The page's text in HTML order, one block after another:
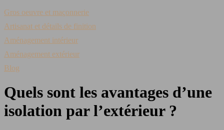
Gros oeuvre et maçonnerie
Artisanat et détails de finition
Aménagement intérieur
Aménagement extérieur
Blog
Quels sont les avantages d’une
isolation par l’extérieur ?